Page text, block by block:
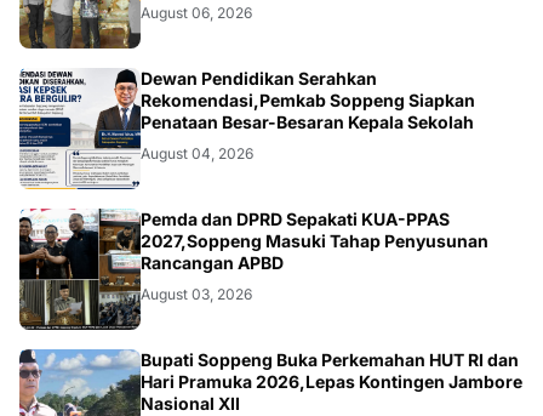
August 06, 2026
NEWS
Dewan Pendidikan Serahkan
Rekomendasi,Pemkab Soppeng Siapkan
Penataan Besar-Besaran Kepala Sekolah
August 04, 2026
NEWS
Pemda dan DPRD Sepakati KUA-PPAS
2027,Soppeng Masuki Tahap Penyusunan
Rancangan APBD
August 03, 2026
NEWS
Bupati Soppeng Buka Perkemahan HUT RI dan
Hari Pramuka 2026,Lepas Kontingen Jambore
Nasional XII